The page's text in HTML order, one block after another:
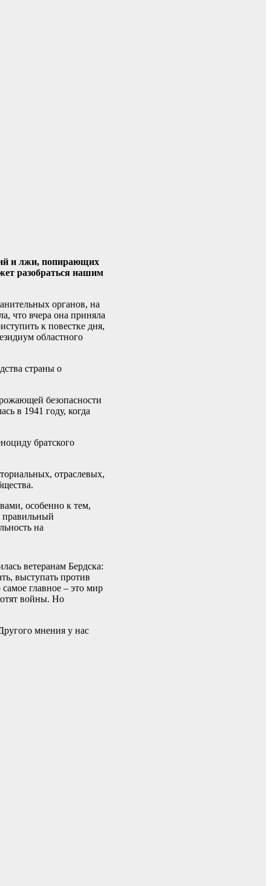
и лжи, попирающих
разобраться нашим
органов, на
что вчера она приняла
к повестке дня,
областного
страны о
безопасности
в 1941 году, когда
братского
отраслевых,
особенно к тем,
правильный
на
ветеранам Бердска:
выступать против
главное – это мир
войны. Но
мнения у нас